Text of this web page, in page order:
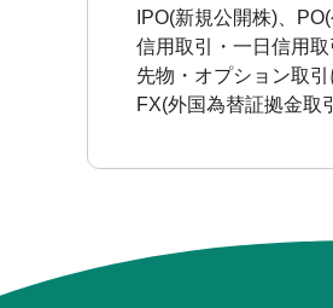
IPO(新規公開株)、
信用取引・一日信用
先物・オプション取引
FX(外国為替証拠金取